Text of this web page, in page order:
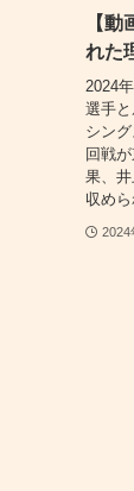
【
れた
2024
選手
シン
回戦
果、
収め
2024